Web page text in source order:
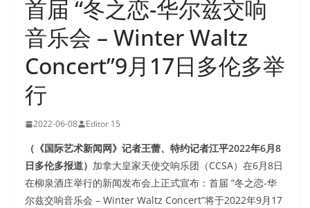
首届 “冬之恋-华尔兹交响
音乐会 – Winter Waltz
Concert”9月17日多伦多举
行
2022-06-08 Editor 15
（《国际艺术新闻网》记者王蕾、特约记者江平2022年6月8
日多伦多报道） 加拿大皇家天使交响乐团（CCSA）在6月8日
在柳泉酒庄举行的新闻发布会上正式宣布：首届 “冬之恋-华
尔兹交响音乐会 – Winter Waltz Concert”将于2022年9月17